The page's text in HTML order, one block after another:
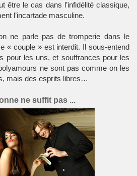
être le cas dans l’infidélité classique,
l’incartade masculine.
ne parle pas de tromperie dans le
« couple » est interdit. Il sous-entend
pour les uns, et souffrances pour les
ne sont pas comme on les
mais des esprits libres…
ne suffit pas ...